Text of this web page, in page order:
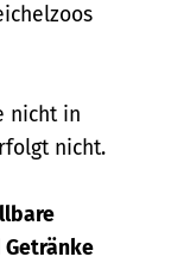
nicht in
nicht.